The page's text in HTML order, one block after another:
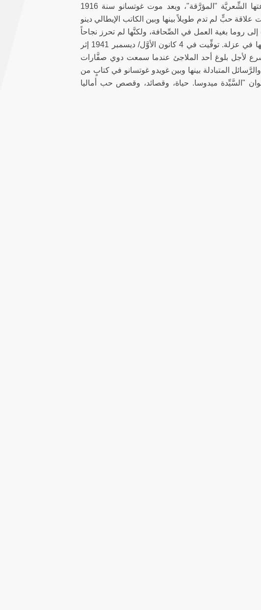
انصرافهما المشترك إلى الشِّعر. في سنة 1913 صدرت مجموعتها الشِّعريَّة "المؤرَّقة"، وبعد موت غوتسانو سنة 1916
حبٍّ لم تدم طويلاً بينها وبين الكاتب الإيطالي دينو
باسمه الأدبي "بيتيغريللي". في سنة 1935 انتقلت إلى روما بغية العمل في الصِّحافة، ولكنَّها لم تحرز نجاحاً
يُذكَر فقفلت بعد سنتين عائدةً إلى تورينو لتمضي آخر سنوات حياتها في عزلة. توفِّيت في 4 كانون الأوَّل/ ديسمبر 1941 إثر
لأجل بلوغ أحد الملاجئ عندما سمعت دوي صفَّارات
الشِّعريَّة والرَّسائل المتبادلة بينها وبين غويدو غوتسانو في كتابٍ من
"السَّيِّدة ميدوسا. حياة، وقصائد، وقصص حب أماليا